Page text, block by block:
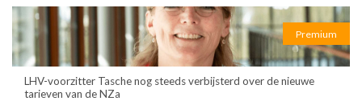
Premium
LHV-voorzitter Tasche nog steeds verbijsterd over de nieuwe
tarieven van de NZa